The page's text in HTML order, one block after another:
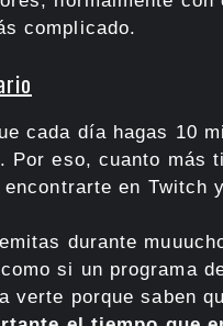
complicado.
cada día hagas 10
Por eso, cuanto más
en Twitch
durante
si un programa
verte porque saben